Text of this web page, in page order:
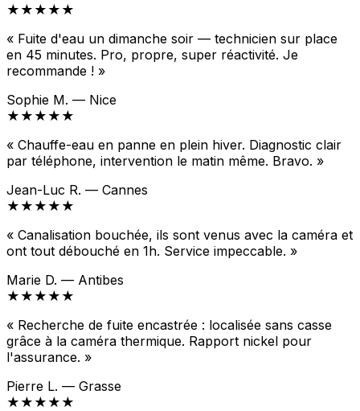
★★★★★
« Fuite d'eau un dimanche soir — technicien sur place
en 45 minutes. Pro, propre, super réactivité. Je
recommande ! »
Sophie M. — Nice
★★★★★
« Chauffe-eau en panne en plein hiver. Diagnostic clair
par téléphone, intervention le matin même. Bravo. »
Jean-Luc R. — Cannes
★★★★★
« Canalisation bouchée, ils sont venus avec la caméra et
ont tout débouché en 1h. Service impeccable. »
Marie D. — Antibes
★★★★★
« Recherche de fuite encastrée : localisée sans casse
grâce à la caméra thermique. Rapport nickel pour
l'assurance. »
Pierre L. — Grasse
★★★★★